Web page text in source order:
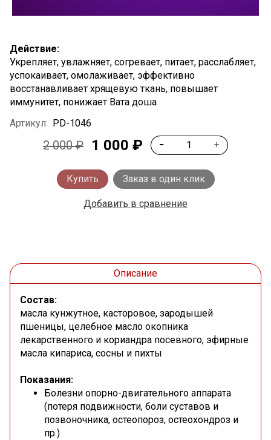
Действие:
Укрепляет, увлажняет, согревает, питает, расслабляет,
успокаивает, омолаживает, эффективно
восстанавливает хрящевую ткань, повышает
иммунитет, понижает Вата доша
Артикул: PD-1046
2 000 ₽ 1 000 ₽
Купить Заказ в один клик
Добавить в сравнение
Описание
Состав:
масла кунжутное, касторовое, зародышей
пшеницы, целебное масло окопника
лекарственного и кориандра посевного, эфирные
масла кипариса, сосны и пихты
Показания:
Болезни опорно-двигательного аппарата
(потеря подвижности, боли суставов и
позвоночника, остеопороз, остеохондроз и
пр.)